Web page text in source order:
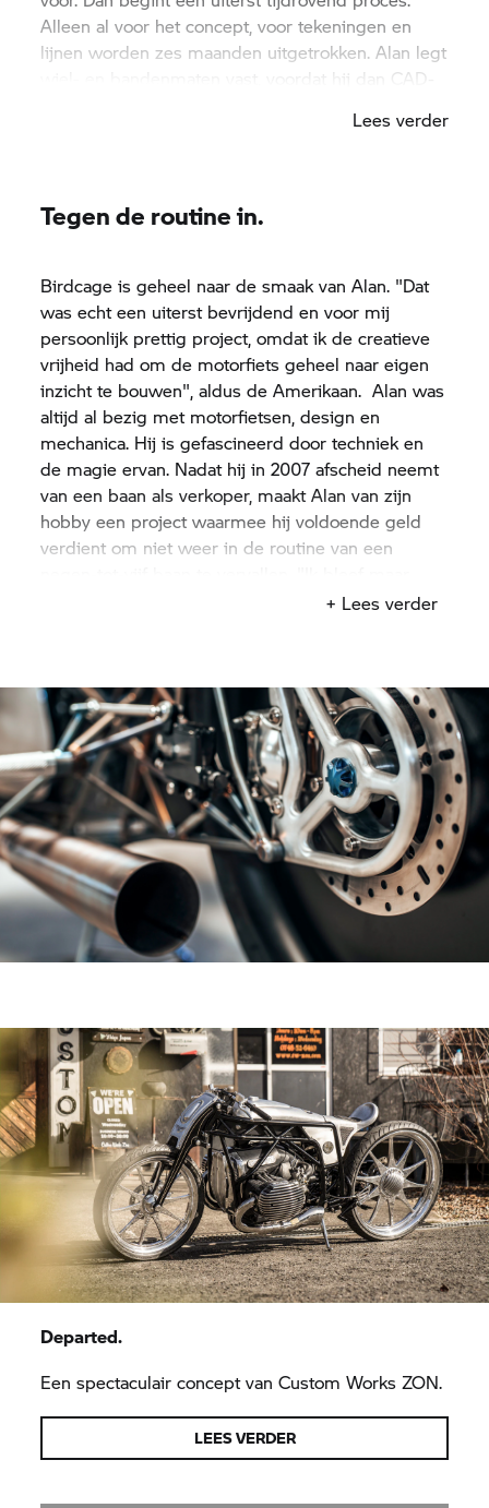
Alleen al voor het concept, voor tekeningen en
lijnen worden zes maanden uitgetrokken. Alan legt
wiel- en bandenmaten vast, voordat hij dan CAD-
uiteindelijk ontstaan er modellen om deLees verder
Tegen de routine in.
Birdcage is geheel naar de smaak van Alan. "Dat
was echt een uiterst bevrijdend en voor mij
persoonlijk prettig project, omdat ik de creatieve
vrijheid had om de motorfiets geheel naar eigen
inzicht te bouwen", aldus de Amerikaan. Alan was
altijd al bezig met motorfietsen, design en
mechanica. Hij is gefascineerd door techniek en
de magie ervan. Nadat hij in 2007 afscheid neemt
van een baan als verkoper, maakt Alan van zijn
hobby een project waarmee hij voldoende geld
verdient om niet weer in de routine van een
bezig om elk mechanisch ding dat ik had of
Birdcage tot leven gewekt.
+ Lees verder
Departed.
Een spectaculair concept van Custom Works ZON.
LEES VERDER